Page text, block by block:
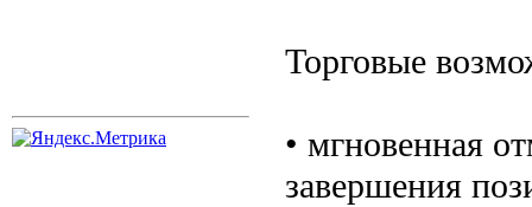
Торговые
• мгновенная
завершения